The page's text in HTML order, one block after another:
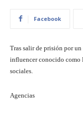
Facebook
Tras salir de prisión por un
influencer conocido como
sociales.
Agencias